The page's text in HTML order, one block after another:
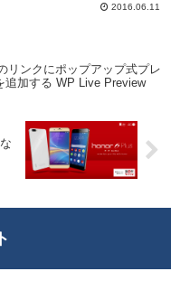
2016.06.11
リンクにポップアップ式プレ
追加する WP Live Preview